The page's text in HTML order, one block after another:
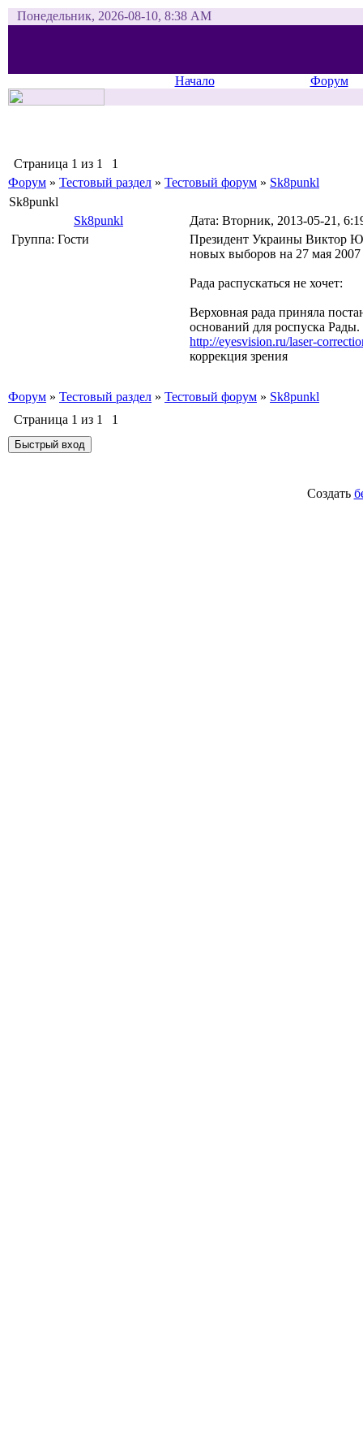
Понедельник, 2026-08-10, 8:38 AM
Начало Форум
Страница 1 из 1
1
Форум » Тестовый раздел » Тестовый форум » Sk8punkl
Sk8punkl
Sk8punkl
Дата: Вторник, 2013-05-21,
Группа: Гости
Президент Украины Виктор
новых выборов на 27 мая 2007
Рада распускаться не хочет:
Верховная рада приняла
оснований для роспуска Рады.
http://eyesvision.ru/laser-
коррекция зрения
Форум » Тестовый раздел » Тестовый форум » Sk8punkl
Страница 1 из 1 1
Создать